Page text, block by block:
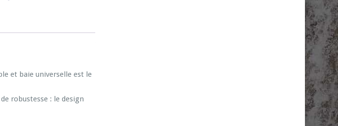
et baie universelle est le
robustesse : le design